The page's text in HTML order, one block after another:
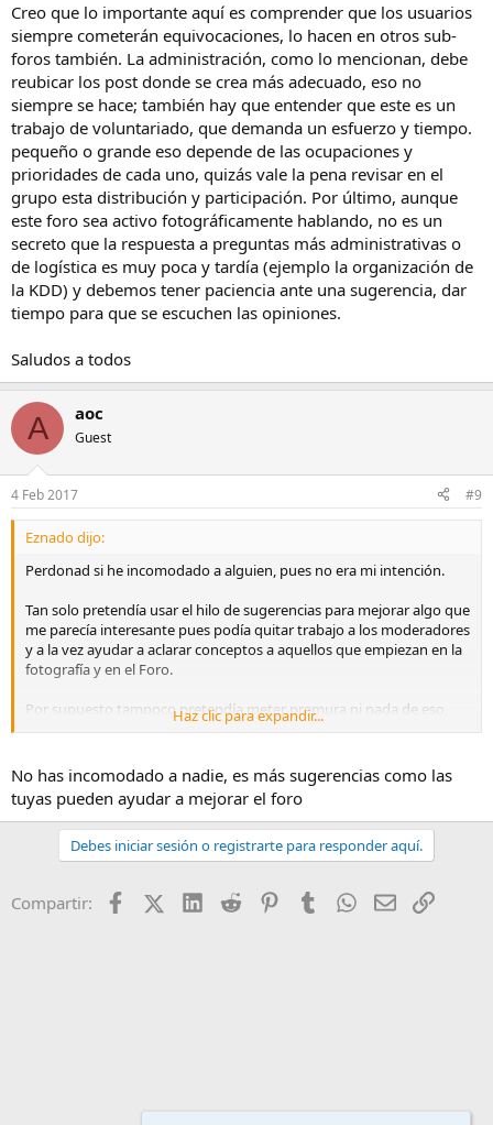
Creo que lo importante aquí es comprender que los usuarios
siempre cometerán equivocaciones, lo hacen en otros sub-
foros también. La administración, como lo mencionan, debe
reubicar los post donde se crea más adecuado, eso no
siempre se hace; también hay que entender que este es un
trabajo de voluntariado, que demanda un esfuerzo y tiempo.
pequeño o grande eso depende de las ocupaciones y
prioridades de cada uno, quizás vale la pena revisar en el
grupo esta distribución y participación. Por último, aunque
este foro sea activo fotográficamente hablando, no es un
secreto que la respuesta a preguntas más administrativas o
de logística es muy poca y tardía (ejemplo la organización de
la KDD) y debemos tener paciencia ante una sugerencia, dar
tiempo para que se escuchen las opiniones.
Saludos a todos
A aoc
Guest
4 Feb 2017 #9
Eznado dijo:
Perdonad si he incomodado a alguien, pues no era mi intención.
Tan solo pretendía usar el hilo de sugerencias para mejorar algo que
me parecía interesante pues podía quitar trabajo a los moderadores
y a la vez ayudar a aclarar conceptos a aquellos que empiezan en la
fotografía y en el Foro.
Por supuesto tampoco pretendía meter premura ni nada de eso,
habladlo quienes tengais que hacerlo y decidid lo que os parezca
Gracias.
Haz clic para expandir...
No has incomodado a nadie, es más sugerencias como las
tuyas pueden ayudar a mejorar el foro
Debes iniciar sesión o registrarte para responder aquí.
Compartir: FacebookX (Twitter)
LinkedIn
Reddit PinterestTumblr WhatsApp
EmailEnlace